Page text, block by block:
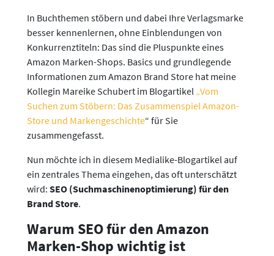
In Buchthemen stöbern und dabei Ihre Verlagsmarke
besser kennenlernen, ohne Einblendungen von
Konkurrenztiteln: Das sind die Pluspunkte eines
Amazon Marken-Shops. Basics und grundlegende
Informationen zum Amazon Brand Store hat meine
Kollegin Mareike Schubert im Blogartikel „Vom
Suchen zum Stöbern: Das Zusammenspiel Amazon-
Store und Markengeschichte“ für Sie
zusammengefasst.
Nun möchte ich in diesem Medialike-Blogartikel auf
ein zentrales Thema eingehen, das oft unterschätzt
wird: SEO (Suchmaschinenoptimierung) für den
Brand Store.
Warum SEO für den Amazon
Marken-Shop wichtig ist